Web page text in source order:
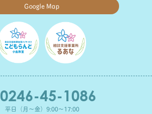
Google Map
0246-45-1086
平日（月～金）9:00～17:00